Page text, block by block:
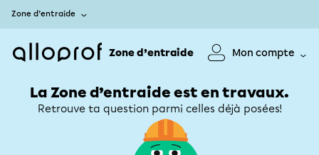
Zone d’entraide
Zone d’entraide Mon compte
La Zone d’entraide est en travaux.
Retrouve ta question parmi celles déjà posées!